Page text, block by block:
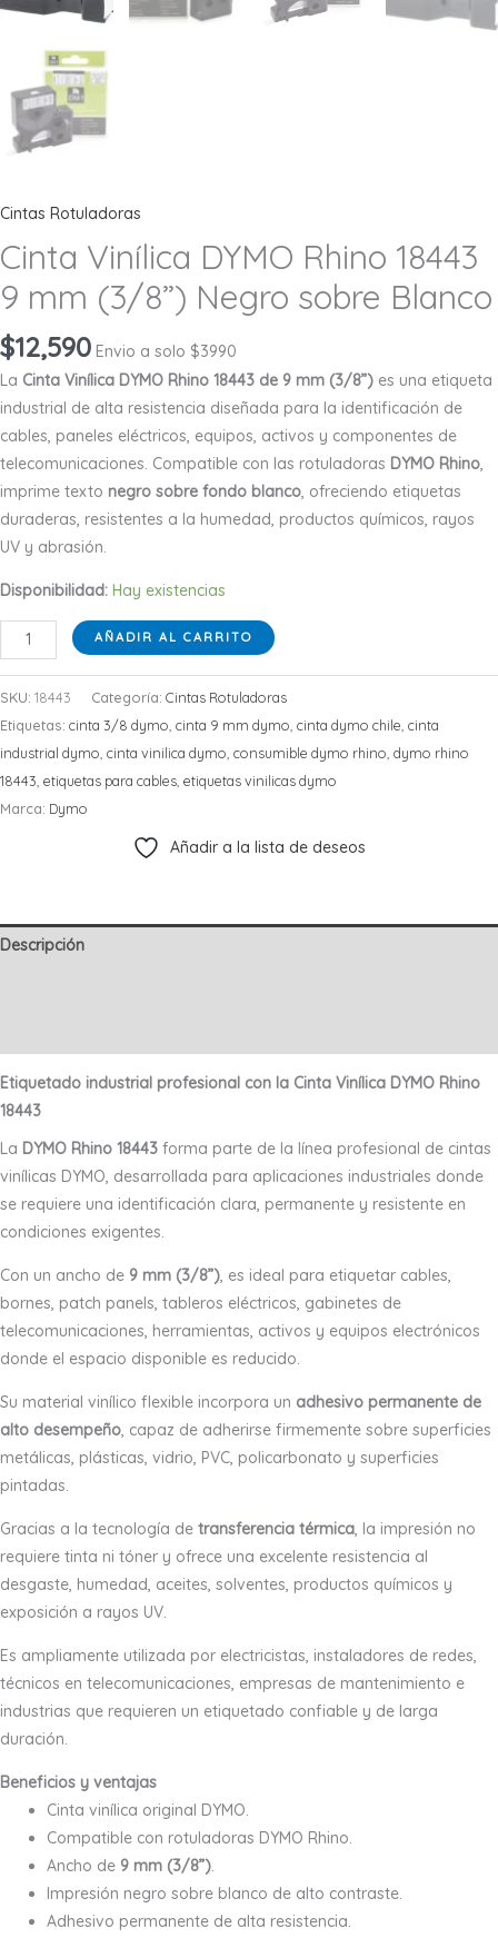
Cintas Rotuladoras
Cinta Vinílica DYMO Rhino 18443
9 mm (3/8”) Negro sobre Blanco
$12,590 Envio a solo $3990
La Cinta Vinílica DYMO Rhino 18443 de 9 mm (3/8”) es una etiqueta
industrial de alta resistencia diseñada para la identificación de
cables, paneles eléctricos, equipos, activos y componentes de
telecomunicaciones. Compatible con las rotuladoras DYMO Rhino,
imprime texto negro sobre fondo blanco, ofreciendo etiquetas
duraderas, resistentes a la humedad, productos químicos, rayos
UV y abrasión.
Disponibilidad: Hay existencias
Cinta
Vinílica
DYMO
Rhino
18443
9
mm
cantidad
AÑADIR AL CARRITO
SKU: 18443 Categoría: Cintas Rotuladoras
Etiquetas: cinta 3/8 dymo cinta 9 mm dymo cinta dymo chile cinta
industrial dymo cinta vinilica dymo consumible dymo rhino dymo rhino
18443 etiquetas para cables etiquetas vinilicas dymo
Marca: Dymo
Añadir a la lista de deseos
Descripción
Etiquetado industrial profesional con la Cinta Vinílica DYMO Rhino
18443
La DYMO Rhino 18443 forma parte de la línea profesional de cintas
vinílicas DYMO, desarrollada para aplicaciones industriales donde
se requiere una identificación clara, permanente y resistente en
condiciones exigentes.
Con un ancho de 9 mm (3/8”), es ideal para etiquetar cables,
bornes, patch panels, tableros eléctricos, gabinetes de
telecomunicaciones, herramientas, activos y equipos electrónicos
donde el espacio disponible es reducido.
Su material vinílico flexible incorpora un adhesivo permanente de
alto desempeño, capaz de adherirse firmemente sobre superficies
metálicas, plásticas, vidrio, PVC, policarbonato y superficies
pintadas.
Gracias a la tecnología de transferencia térmica, la impresión no
requiere tinta ni tóner y ofrece una excelente resistencia al
desgaste, humedad, aceites, solventes, productos químicos y
exposición a rayos UV.
Es ampliamente utilizada por electricistas, instaladores de redes,
técnicos en telecomunicaciones, empresas de mantenimiento e
industrias que requieren un etiquetado confiable y de larga
duración.
Beneficios y ventajas
Cinta vinílica original DYMO.
Compatible con rotuladoras DYMO Rhino.
Ancho de 9 mm (3/8”).
Impresión negro sobre blanco de alto contraste.
Adhesivo permanente de alta resistencia.